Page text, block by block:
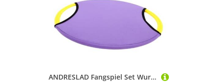
ANDRESLAD Fangspiel Set Wurfspiel Outdoor mit Elastischem Ball Leichtes Sicheres Material Fördert Hand Auge koordination und Motorische Fähigkeiten für Spiel und Sport im Garten und Park